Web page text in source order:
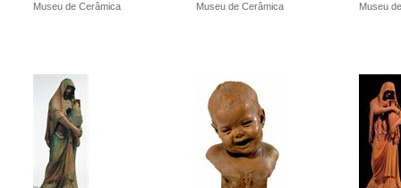
Museu de Cerâmica
Museu de Cerâmica
Museu